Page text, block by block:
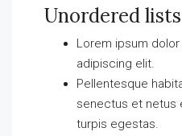
Unordered lists
Lorem ipsum
adipiscing elit.
Pellentesque
senectus et netus
turpis egestas.